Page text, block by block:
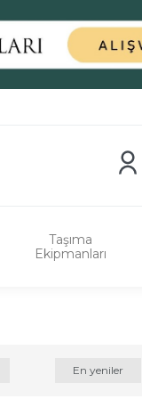
Taşıma
Ekipmanları
En yeniler